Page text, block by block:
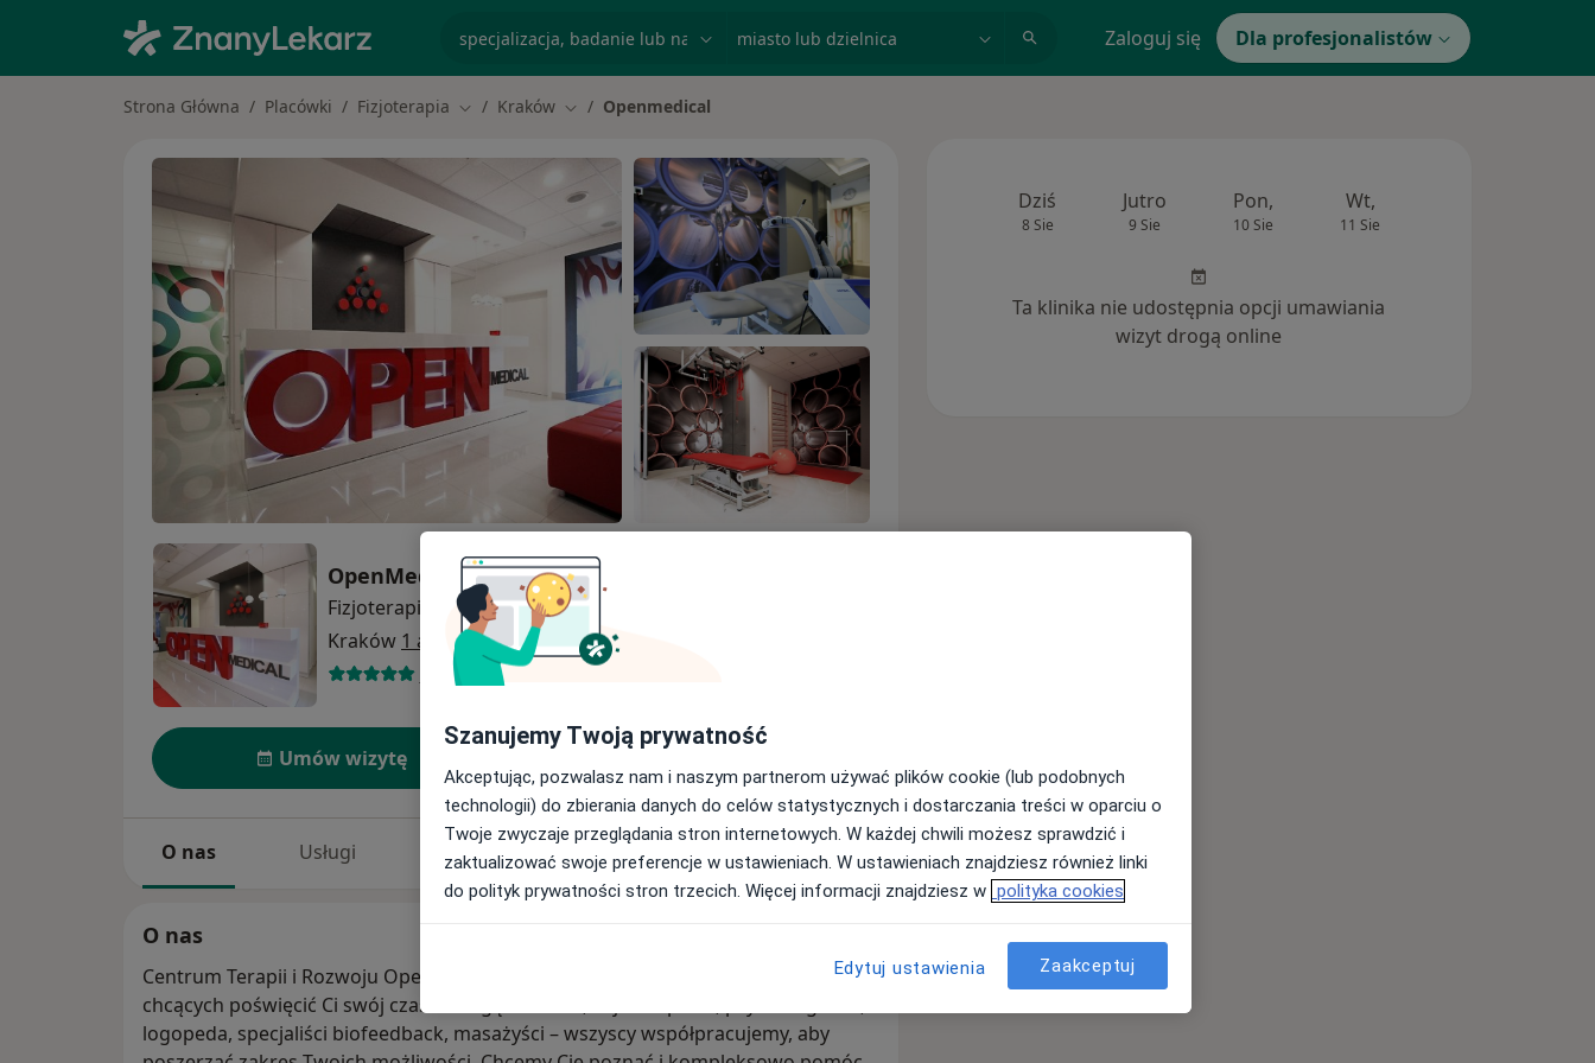
Zaloguj się Dla profesjonalistów
Strona Główna Placówki Fizjoterapia Zmień miasto
Kraków Zmień miasto
Openmedical
OpenMedical
Fizjoterapia
więcej
Kraków 1 adres
232 opinie
Umów wizytę
O nas Usługi Specjaliści Adresy Opinie
O nas
Centrum Terapii i Rozwoju Open Medical to zespół ambitnych specjalistów,
chcących poświęcić Ci swój czas i uwagę. Lekarze, fizjoterapeuci, psychologowie,
logopeda, specjaliści biofeedback, masażyści – wszyscy współpracujemy, aby
Dziś
8 Sie
Jutro
9 Sie
Pon,
10 Sie
Wt,
11 Sie
Ta klinika nie udostępnia opcji umawiania
wizyt drogą online
Szanujemy Twoją prywatność
Akceptując, pozwalasz nam i naszym partnerom używać plików cookie (lub podobnych
technologii) do zbierania danych do celów statystycznych i dostarczania treści w oparciu o
Twoje zwyczaje przeglądania stron internetowych. W każdej chwili możesz sprawdzić i
zaktualizować swoje preferencje w ustawieniach. W ustawieniach znajdziesz również linki
do polityk prywatności stron trzecich. Więcej informacji znajdziesz w polityka cookies
Edytuj ustawienia Zaakceptuj